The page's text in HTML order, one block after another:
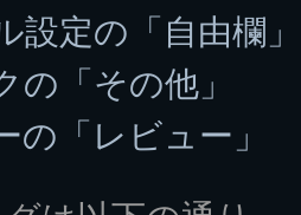
設定の「自由欄」
の「その他」
の「レビュー」